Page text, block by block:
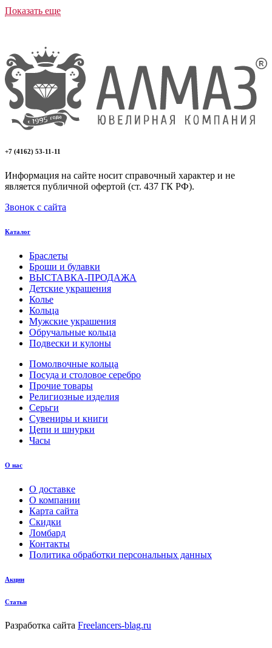
Показать еще
+7 (4162) 53-11-11
Информация на сайте носит справочный характер и не
является публичной офертой (ст. 437 ГК РФ).
Звонок с сайта
Каталог
Браслеты
Броши и булавки
ВЫСТАВКА-ПРОДАЖА
Детские украшения
Колье
Кольца
Мужские украшения
Обручальные кольца
Подвески и кулоны
Помолвочные кольца
Посуда и столовое серебро
Прочие товары
Религиозные изделия
Серьги
Сувениры и книги
Цепи и шнурки
Часы
О нас
О доставке
О компании
Карта сайта
Скидки
Ломбард
Контакты
Политика обработки персональных данных
Акции
Статьи
Разработка сайта Freelancers-blag.ru